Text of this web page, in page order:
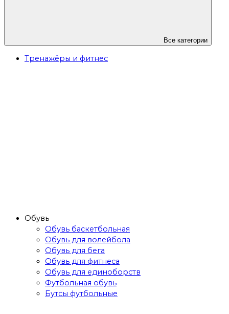
Все категории
Тренажёры и фитнес
Обувь
Обувь баскетбольная
Обувь для волейбола
Обувь для бега
Обувь для фитнеса
Обувь для единоборств
Футбольная обувь
Бутсы футбольные